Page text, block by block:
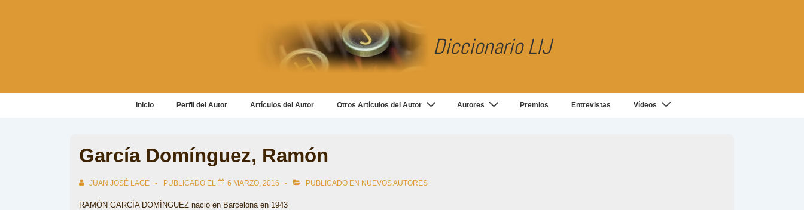
Diccionario LIJ
Navegación
Inicio Perfil del Autor Artículos del Autor Otros Artículos del Autor Autores Premios Entrevistas Vídeos
García Domínguez, Ramón
JUAN JOSÉ LAGE PUBLICADO EL 6 MARZO, 2016 PUBLICADO EN NUEVOS AUTORES
RAMÓN GARCÍA DOMÍNGUEZ nació en Barcelona en 1943